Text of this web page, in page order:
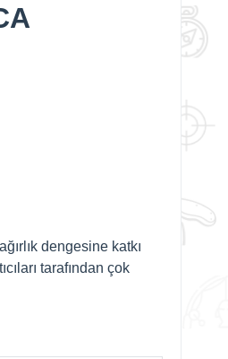
dengesine katkı
tarafından çok